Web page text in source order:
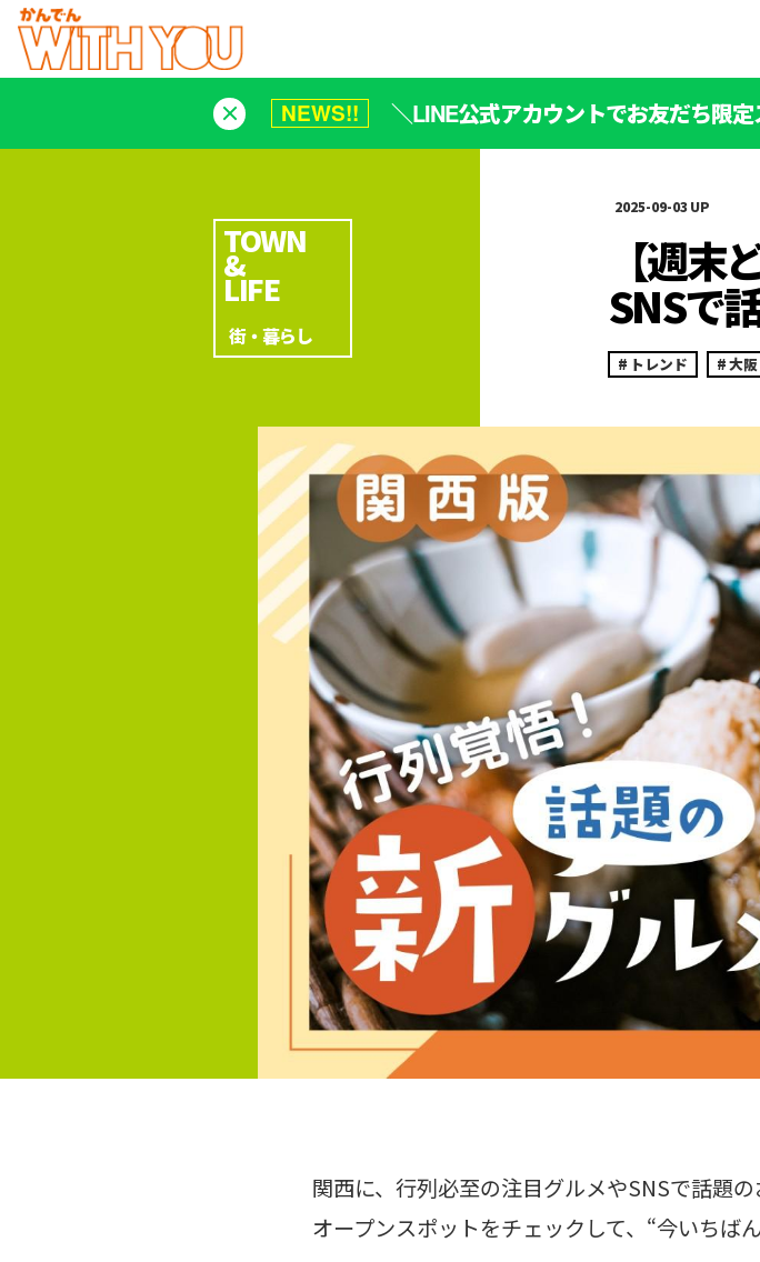
NEWS!! ＼LINE公式アカウントでお友だち限
2025-09-03
【週末
SNSで
トレンド 大阪
関西に、行列必至の注目グルメやSNSで話題
オープンスポットをチェックして、“今いちば